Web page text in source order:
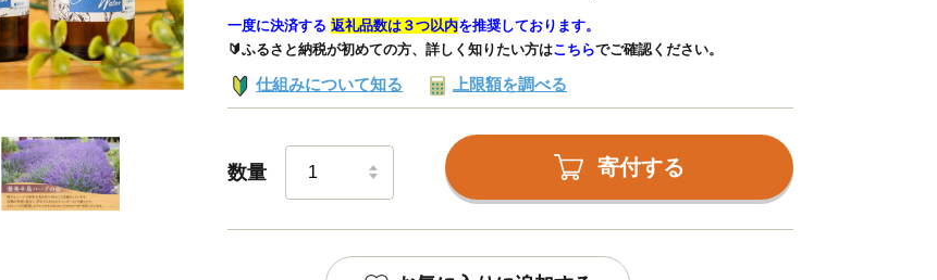
一度に決済する 返礼品数は３つ以内を推奨しております。
🔰ふるさと納税が初めての方、詳しく知りたい方はこちらでご確認ください。
仕組みについて知る 上限額を調べる
数量 寄付する